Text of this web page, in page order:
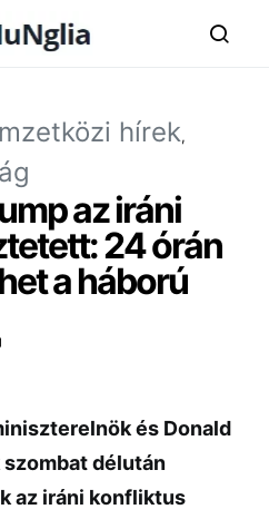
hírek
az iráni
24 órán
a háború
és Donald
délután
az iráni konfliktus